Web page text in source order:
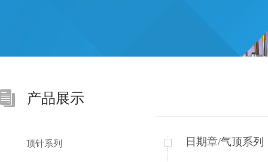
产品展示
顶针系列 日期章/气顶系列